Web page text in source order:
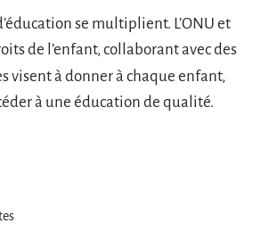
se multiplient. L’ONU et
de l’enfant, collaborant avec des
visent à donner à chaque enfant,
à une éducation de qualité.